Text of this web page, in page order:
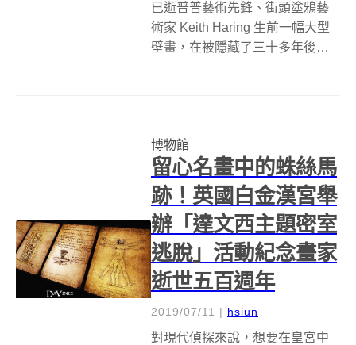
已逝普普藝術先鋒、街頭塗鴉藝
術家 Keith Haring 生前一幅大型
壁畫，在被隱藏了三十多年後，
博物館
留心名畫中的蛛絲馬
跡！英國白金漢宮舉
辦「達文西主題密室
逃脫」活動紀念畫家
逝世五百週年
2019/07/11 | hsiun
對現代偵探來說，想要在皇宮中